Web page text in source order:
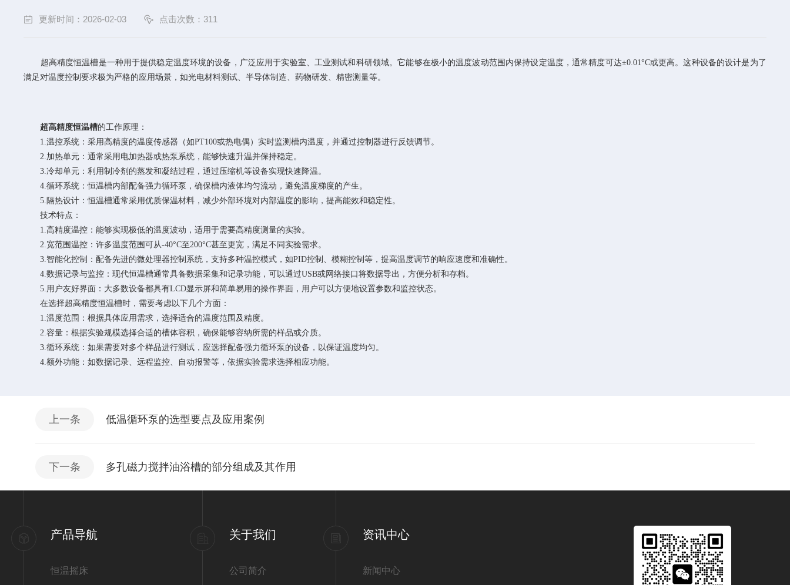
更新时间：2026-02-03 点击次数：311
超高精度恒温槽是一种用于提供稳定温度环境的设备，广泛应用于实验室、工业测试和科研领域。它能够在极小的温度波动范围内保持设定温度，通常精度可达±0.01°C或更高。这种设备的设计是为了
满足对温度控制要求极为严格的应用场景，如光电材料测试、半导体制造、药物研发、精密测量等。
超高精度恒温槽的工作原理：
1.温控系统：采用高精度的温度传感器（如PT100或热电偶）实时监测槽内温度，并通过控制器进行反馈调节。
2.加热单元：通常采用电加热器或热泵系统，能够快速升温并保持稳定。
3.冷却单元：利用制冷剂的蒸发和凝结过程，通过压缩机等设备实现快速降温。
4.循环系统：恒温槽内部配备强力循环泵，确保槽内液体均匀流动，避免温度梯度的产生。
5.隔热设计：恒温槽通常采用优质保温材料，减少外部环境对内部温度的影响，提高能效和稳定性。
技术特点：
1.高精度温控：能够实现极低的温度波动，适用于需要高精度测量的实验。
2.宽范围温控：许多温度范围可从-40°C至200°C甚至更宽，满足不同实验需求。
3.智能化控制：配备先进的微处理器控制系统，支持多种温控模式，如PID控制、模糊控制等，提高温度调节的响应速度和准确性。
4.数据记录与监控：现代恒温槽通常具备数据采集和记录功能，可以通过USB或网络接口将数据导出，方便分析和存档。
5.用户友好界面：大多数设备都具有LCD显示屏和简单易用的操作界面，用户可以方便地设置参数和监控状态。
在选择超高精度恒温槽时，需要考虑以下几个方面：
1.温度范围：根据具体应用需求，选择适合的温度范围及精度。
2.容量：根据实验规模选择合适的槽体容积，确保能够容纳所需的样品或介质。
3.循环系统：如果需要对多个样品进行测试，应选择配备强力循环泵的设备，以保证温度均匀。
4.额外功能：如数据记录、远程监控、自动报警等，依据实验需求选择相应功能。
上一条 低温循环泵的选型要点及应用案例
下一条 多孔磁力搅拌油浴槽的部分组成及其作用
产品导航
恒温摇床
关于我们
公司简介
资讯中心
新闻中心